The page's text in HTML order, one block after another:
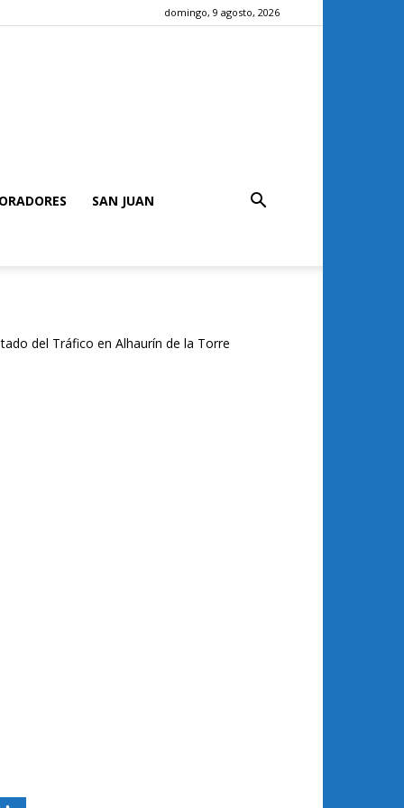
domingo, 9 agosto, 2026
SAN JUAN
del Tráfico en Alhaurín de la Torre